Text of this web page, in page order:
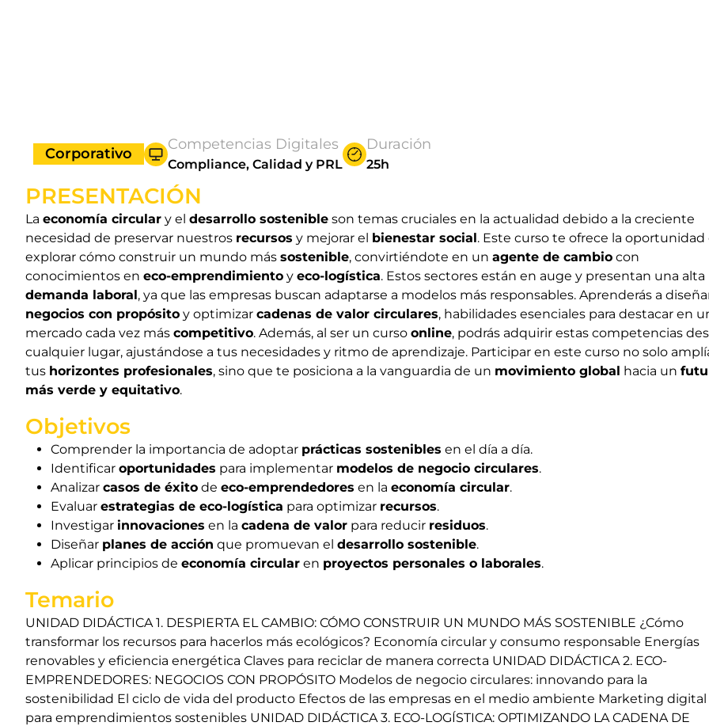
Corporativo
Competencias Digitales
Compliance, Calidad y PRL
Duración
25h
PRESENTACIÓN
La economía circular y el desarrollo sostenible son temas cruciales en la actualidad debido a la creciente
necesidad de preservar nuestros recursos y mejorar el bienestar social. Este curso te ofrece la oportunidad
explorar cómo construir un mundo más sostenible, convirtiéndote en un agente de cambio con
conocimientos en eco-emprendimiento y eco-logística. Estos sectores están en auge y presentan una alta
demanda laboral, ya que las empresas buscan adaptarse a modelos más responsables. Aprenderás a
negocios con propósito y optimizar cadenas de valor circulares, habilidades esenciales para destacar en
mercado cada vez más competitivo. Además, al ser un curso online, podrás adquirir estas competencias
cualquier lugar, ajustándose a tus necesidades y ritmo de aprendizaje. Participar en este curso no solo
tus horizontes profesionales, sino que te posiciona a la vanguardia de un movimiento global hacia un
más verde y equitativo.
Objetivos
Comprender la importancia de adoptar prácticas sostenibles en el día a día.
Identificar oportunidades para implementar modelos de negocio circulares.
Analizar casos de éxito de eco-emprendedores en la economía circular.
Evaluar estrategias de eco-logística para optimizar recursos.
Investigar innovaciones en la cadena de valor para reducir residuos.
Diseñar planes de acción que promuevan el desarrollo sostenible.
Aplicar principios de economía circular en proyectos personales o laborales.
Temario
UNIDAD DIDÁCTICA 1. DESPIERTA EL CAMBIO: CÓMO CONSTRUIR UN MUNDO MÁS SOSTENIBLE ¿Cómo
transformar los recursos para hacerlos más ecológicos? Economía circular y consumo responsable Energías
renovables y eficiencia energética Claves para reciclar de manera correcta UNIDAD DIDÁCTICA 2. ECO-
EMPRENDEDORES: NEGOCIOS CON PROPÓSITO Modelos de negocio circulares: innovando para la
sostenibilidad El ciclo de vida del producto Efectos de las empresas en el medio ambiente Marketing digital
para emprendimientos sostenibles UNIDAD DIDÁCTICA 3. ECO-LOGÍSTICA: OPTIMIZANDO LA CADENA DE